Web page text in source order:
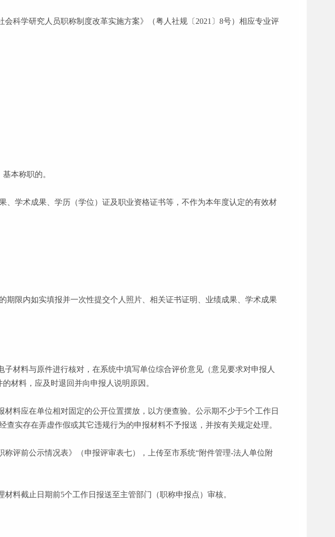
科学研究人员职称制度改革实施方案》（粤人社规〔2021〕8号）相应专业评
本称职的。
、学术成果、学历（学位）证及职业资格证书等，不作为本年度认定的有效材
限内如实填报并一次性提交个人照片、相关证书证明、业绩成果、学术成果
材料与原件进行核对，在系统中填写单位综合评价意见（意见要求对申报人
材料，应及时退回并向申报人说明原因。
料应在单位相对固定的公开位置摆放，以方便查验。公示期不少于5个工作日
实存在弄虚作假或其它违规行为的申报材料不予报送，并按有关规定处理。
评前公示情况表》（申报评审表七），上传至市系统“附件管理-法人单位附
料截止日期前5个工作日报送至主管部门（职称申报点）审核。